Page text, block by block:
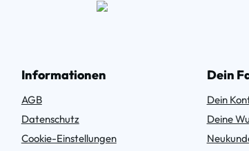
Informationen
AGB
Datenschutz
Cookie-Einstellungen
Dein
Dein
Deine